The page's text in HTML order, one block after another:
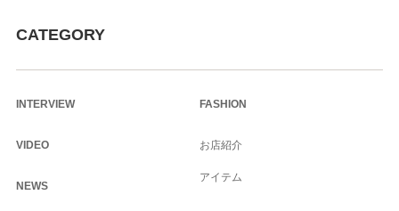
CATEGORY
INTERVIEW
VIDEO
NEWS
FASHION
お店紹介
アイテム